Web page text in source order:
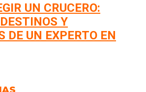
UN CRUCERO:
Y
DE UN EXPERTO EN